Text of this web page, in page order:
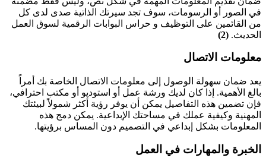
في الصور أو الرسومات، سوف تجد سيرتك الذاتية صدى لدى كل
من القائمين على التوظيف و حراس البوابات الرقمية لسوق العمل
الحديث. (2)
معلومات الاتصال
يعد ضمان سهولة الوصول إلى معلومات الاتصال الخاصة بك أمراً
بالغ الأهمية. إذا كان لديك ورشة عمل أو استوديو أو مكتب احترافي،
فإن تضمين هذه التفاصيل يمكن أن يوفر رؤية أكثر شمولاً لبيئتك
المهنية وكيفية عملك في مساحتك الإبداعية. يمكن دمج هذه
المعلومات بشكل إبداعي في التصميم دون المساس برؤيتها.
الخبرة والمهارات في العمل